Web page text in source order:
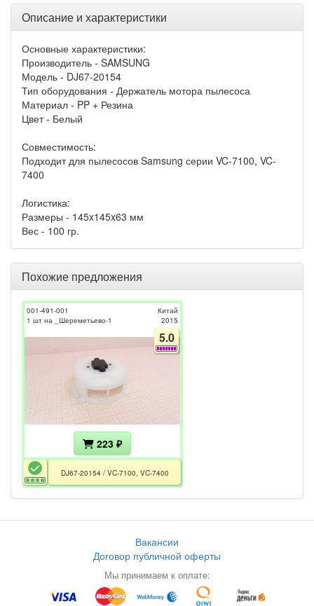
Описание и характеристики
Основные характеристики:
Производитель - SAMSUNG
Модель - DJ67-20154
Тип оборудования - Держатель мотора пылесоса
Материал - PP + Резина
Цвет - Белый
Совместимость:
Подходит для пылесосов Samsung серии VC-7100, VC-
7400
Логистика:
Размеры - 145x145x63 мм
Вес - 100 гр.
Похожие предложения
001-491-001
1 шт на _Шереметьево-1
Китай
2015
5.0
223 ₽
DJ67-20154 / VC-7100, VC-7400
Вакансии
Договор публичной оферты
Мы принимаем к оплате: